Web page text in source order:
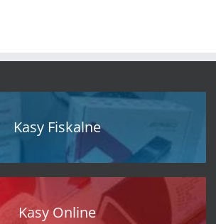
Kasy Fiskalne
Kasy Online